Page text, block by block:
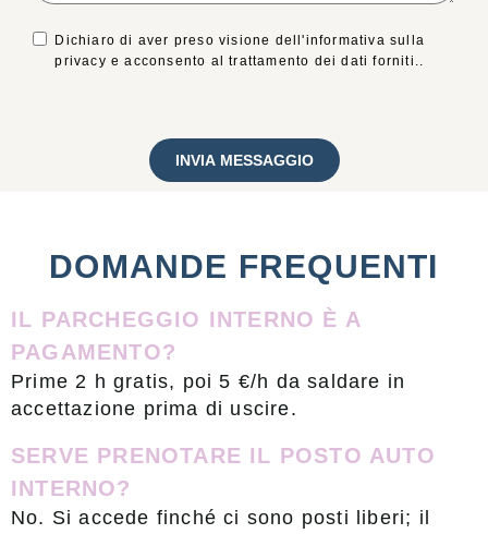
Dichiaro di aver preso visione dell'informativa sulla
privacy e acconsento al trattamento dei dati forniti..
INVIA MESSAGGIO
DOMANDE FREQUENTI
IL PARCHEGGIO INTERNO È A
PAGAMENTO?
Prime 2 h gratis, poi 5 €/h da saldare in
accettazione prima di uscire.
SERVE PRENOTARE IL POSTO AUTO
INTERNO?
No. Si accede finché ci sono posti liberi; il